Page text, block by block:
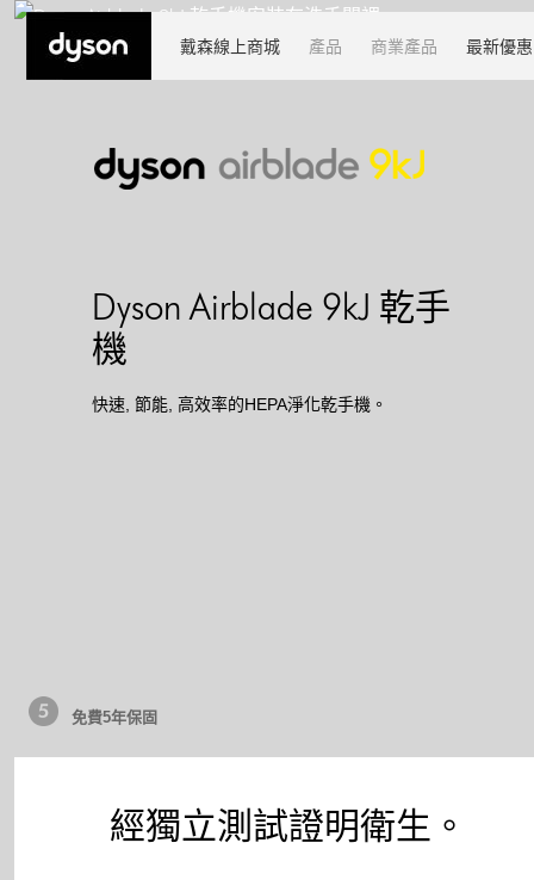
戴森線上商城 產品 商業產品 最新優惠
Dyson Airblade 9kJ 乾手
機
快速, 節能, 高效率的HEPA淨化乾手機。
免費5年保固
經獨立測試證明衛生。